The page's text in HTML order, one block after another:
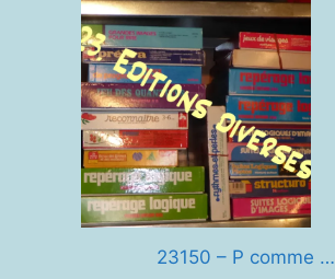
23150 – P comme …